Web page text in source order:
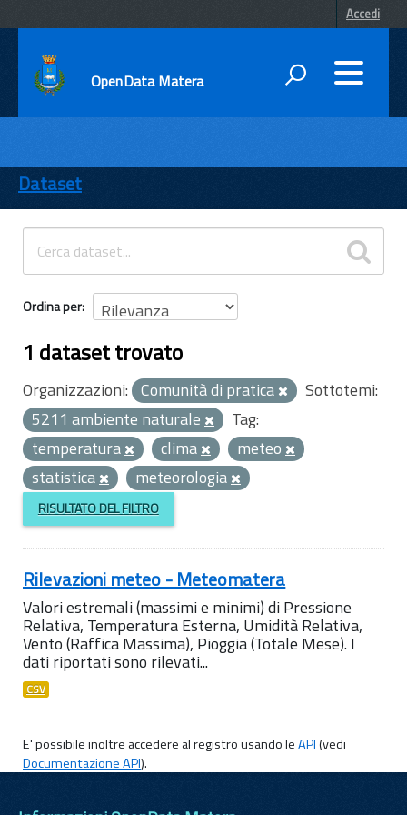
Accedi
OpenData Matera
ENTI
TEMI
INFORMAZIONI
Dataset
Ordina per
1 dataset trovato
Organizzazioni: Comunità di pratica
Sottotemi:
5211 ambiente naturale
Tag:
temperatura
clima
meteo
statistica
meteorologia
RISULTATO DEL FILTRO
Rilevazioni meteo - Meteomatera
Valori estremali (massimi e minimi) di Pressione
Relativa, Temperatura Esterna, Umidità Relativa,
Vento (Raffica Massima), Pioggia (Totale Mese). I
dati riportati sono rilevati...
CSV
E' possibile inoltre accedere al registro usando leAPI(vedi
Documentazione API).